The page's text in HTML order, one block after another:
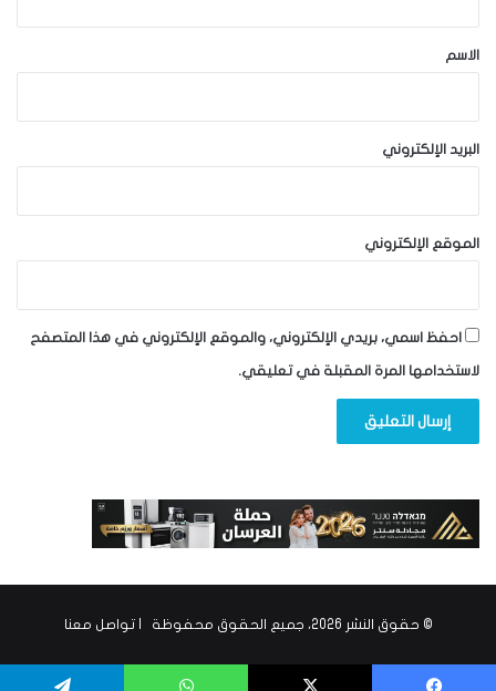
*الاسم
البريد الإلكتروني
الموقع الإلكتروني
احفظ اسمي، بريدي الإلكتروني، والموقع الإلكتروني في هذا المتصفح
لاستخدامها المرة المقبلة في تعليقي.
© حقوق النشر 2026، جميع الحقوق محفوظة | تواصل معنا